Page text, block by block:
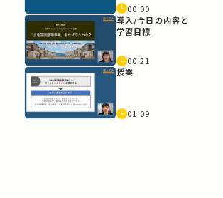
00:00
導入/今日の内容と
学習目標
00:21
授業
01:09